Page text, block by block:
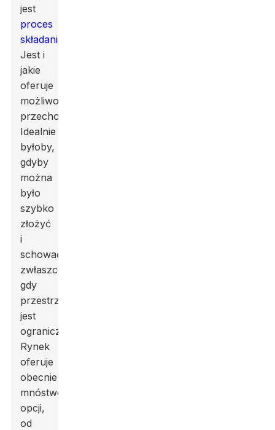
jest
proces
składania
Jest i
jakie
oferuje
możliwości
przechowywania.
Idealnie
byłoby,
gdyby
można
było
szybko
złożyć
i
schować,
zwłaszcza
gdy
przestrzeń
jest
ograniczona.
Rynek
oferuje
obecnie
mnóstwo
opcji,
od